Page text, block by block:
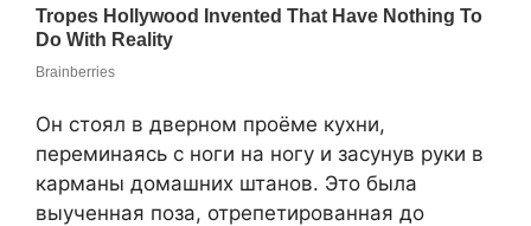
Он стоял в дверном проёме кухни,
переминаясь с ноги на ногу и засунув руки в
карманы домашних штанов. Это была
выученная поза, отрепетированная до